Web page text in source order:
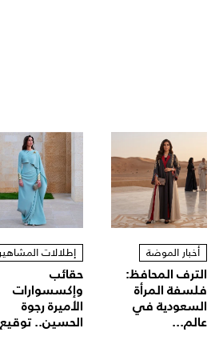
أخبار الموضة
الترف المحافظ:
فلسفة المرأة
السعودية في
عالم...
إطلالات
حقائب
وإكسسوارات
الأميرة رجوة
الحسين..